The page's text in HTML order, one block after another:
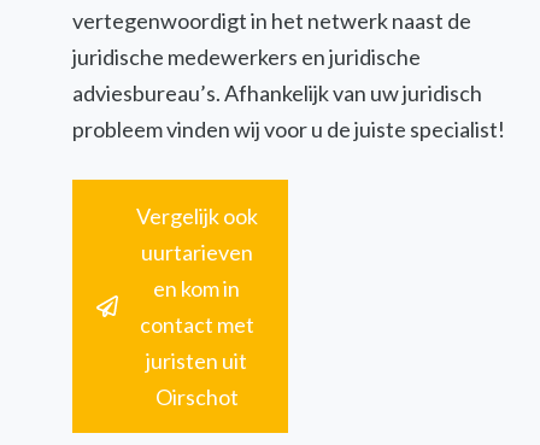
vertegenwoordigt in het netwerk naast de
juridische medewerkers en juridische
adviesbureau’s. Afhankelijk van uw juridisch
probleem vinden wij voor u de juiste specialist!
Vergelijk ook
uurtarieven
en kom in
contact met
juristen uit
Oirschot